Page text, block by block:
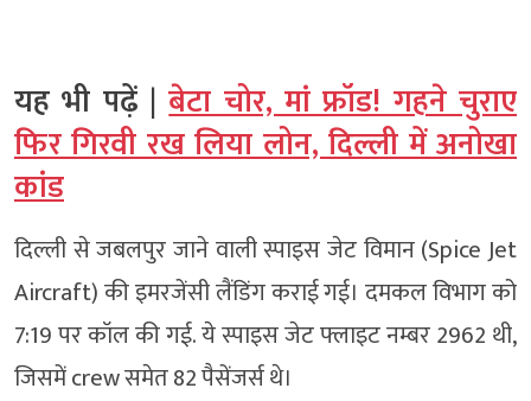
यह भी पढ़ें |बेटा चोर, मां फ्रॉड! गहने चुराए
फिर गिरवी रख लिया लोन, दिल्ली में अनोखा
कांड
दिल्ली से जबलपुर जाने वाली स्पाइस जेट विमान (Spice Jet
Aircraft) की इमरजेंसी लैंडिंग कराई गई। दमकल विभाग को
7:19 पर कॉल की गई. ये स्पाइस जेट फ्लाइट नम्बर 2962 थी,
जिसमें crew समेत 82 पैसेंजर्स थे।